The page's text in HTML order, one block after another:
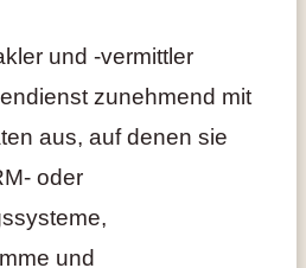
und -vermittler
zunehmend mit
aus, auf denen sie
oder
und